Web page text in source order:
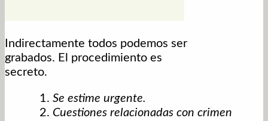
Indirectamente todos podemos ser
grabados. El procedimiento es
secreto.
Se estime urgente.
Cuestiones relacionadas con crimen